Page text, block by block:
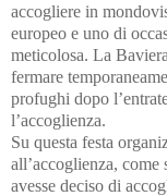
accogliere in
europeo e uno di
meticolosa. La
fermare
profughi dopo
l’accoglienza.
Su questa festa
all’accoglienza, come
avesse deciso di